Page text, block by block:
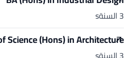
3 السنةs
Science (Hons) in Architecture